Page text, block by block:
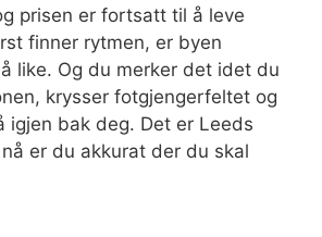
prisen er fortsatt til å leve
finner rytmen, er byen
like. Og du merker det idet du
krysser fotgjengerfeltet og
igjen bak deg. Det er Leeds
er du akkurat der du skal